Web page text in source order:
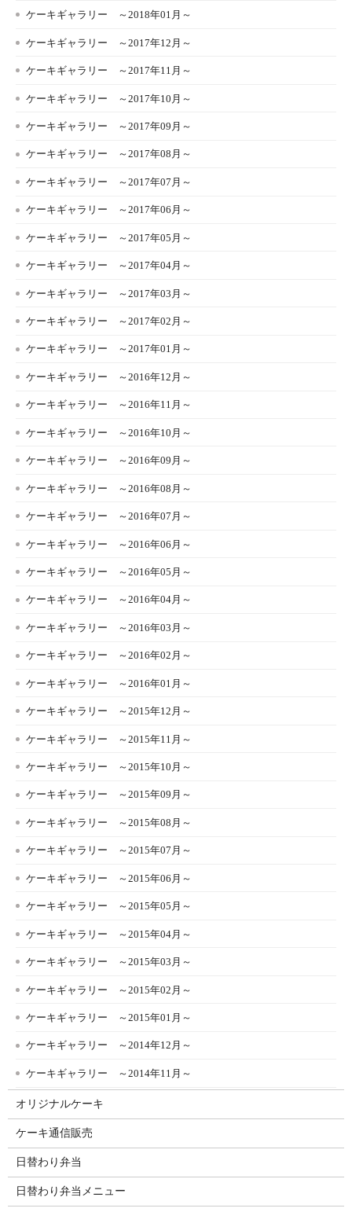
ケーキギャラリー ～2018年01月～
ケーキギャラリー ～2017年12月～
ケーキギャラリー ～2017年11月～
ケーキギャラリー ～2017年10月～
ケーキギャラリー ～2017年09月～
ケーキギャラリー ～2017年08月～
ケーキギャラリー ～2017年07月～
ケーキギャラリー ～2017年06月～
ケーキギャラリー ～2017年05月～
ケーキギャラリー ～2017年04月～
ケーキギャラリー ～2017年03月～
ケーキギャラリー ～2017年02月～
ケーキギャラリー ～2017年01月～
ケーキギャラリー ～2016年12月～
ケーキギャラリー ～2016年11月～
ケーキギャラリー ～2016年10月～
ケーキギャラリー ～2016年09月～
ケーキギャラリー ～2016年08月～
ケーキギャラリー ～2016年07月～
ケーキギャラリー ～2016年06月～
ケーキギャラリー ～2016年05月～
ケーキギャラリー ～2016年04月～
ケーキギャラリー ～2016年03月～
ケーキギャラリー ～2016年02月～
ケーキギャラリー ～2016年01月～
ケーキギャラリー ～2015年12月～
ケーキギャラリー ～2015年11月～
ケーキギャラリー ～2015年10月～
ケーキギャラリー ～2015年09月～
ケーキギャラリー ～2015年08月～
ケーキギャラリー ～2015年07月～
ケーキギャラリー ～2015年06月～
ケーキギャラリー ～2015年05月～
ケーキギャラリー ～2015年04月～
ケーキギャラリー ～2015年03月～
ケーキギャラリー ～2015年02月～
ケーキギャラリー ～2015年01月～
ケーキギャラリー ～2014年12月～
ケーキギャラリー ～2014年11月～
オリジナルケーキ
ケーキ通信販売
日替わり弁当
日替わり弁当メニュー